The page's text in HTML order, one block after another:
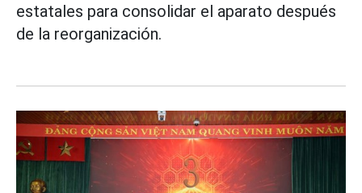
estatales para consolidar el aparato después
de la reorganización.